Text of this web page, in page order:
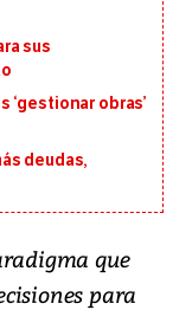
sus
‘gestionar obras’
deudas,
que
para